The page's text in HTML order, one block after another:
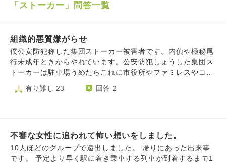
「ストーカー」問答一覧
組織的悪質嫌がらせ
僕公安防犯称した集団ストーカー被害者です。内偵や極秘尾
行未成年ときからやれています。公安防犯しょうした集団ス
トーカーは駐車場うめたらこれに市役所やファミレスやコン
ビニや中学校や小学校や温泉やショッピングモールや百貨店
関わっています、福祉公安防犯しょうした集団ストーカーヤ
対象なると先生嫌がらせ受けます中学監視対象嫌がらせ生活
指導先生うけました高校デモです。監視対象車両地元イベン
ト止まっていたので地区ぐるみ監視対象嫌がらせしている確
有り難し 23 回答 2
不審な女性に追われて怖い想いをしました。
10人ほどのグループで遠出しました。 帰りにあった出来事
です。 予定より早く駅に着き乗車する列車が到着するまで1